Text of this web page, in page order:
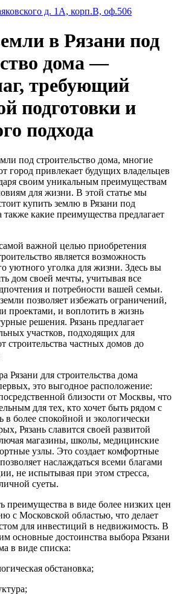
д. 1А, корп.В, оф.506
в Рязани под
дома —
требующий
подготовки и
подхода
под строительство дома, многие
город привлекает будущих владельцев
своим уникальным преимуществам
для жизни. В этой статье мы
купить землю в Рязани под
также какие преимущества предлагает
важной целью приобретения
является возможность
уютного уголка для жизни. Здесь вы
дом своей мечты, учитывая все
и потребности вашей семьи.
позволяет избежать ограничений,
проектами, и воплотить в жизнь
решения. Рязань предлагает
участков, подходящих для
строительства частных домов до
Рязани для строительства дома
это выгодное расположение:
близости от Москвы, что
для тех, кто хочет быть рядом с
более спокойной и экологически
Рязань славится своей развитой
магазины, школы, медицинские
узлы. Это создает комфортные
наслаждаться всеми благами
не испытывая при этом стресса,
суеты.
преимущества в виде более низких цен
с Московской областью, что делает
для инвестиций в недвижимость. В
основные достоинства выбора Рязани
в виде списка:
обстановка;